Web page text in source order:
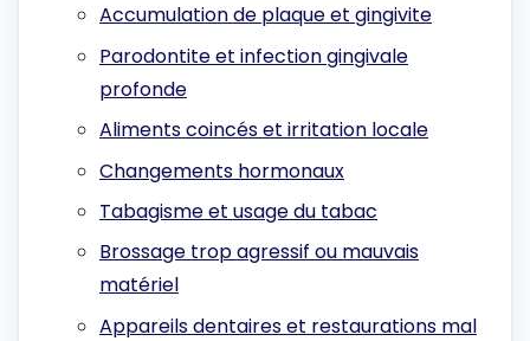
Accumulation de plaque et gingivite
Parodontite et infection gingivale
profonde
Aliments coincés et irritation locale
Changements hormonaux
Tabagisme et usage du tabac
Brossage trop agressif ou mauvais
matériel
Appareils dentaires et restaurations mal